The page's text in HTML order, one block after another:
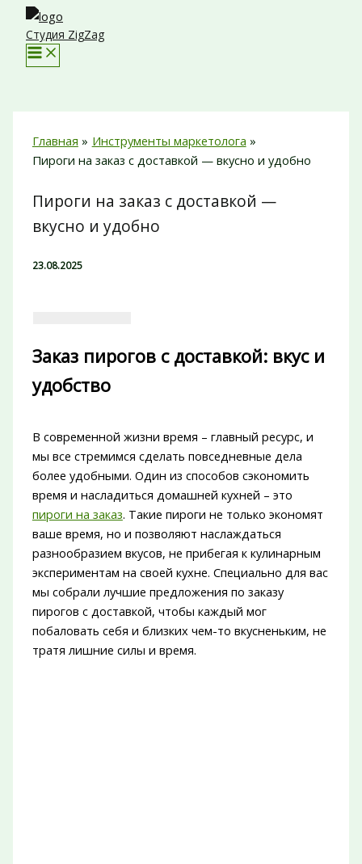
Перейти
содержимому
Студия ZigZag
Главная
Инструменты маркетолога
Пироги на заказ с доставкой — вкусно и удобно
Пироги на заказ с доставкой —
вкусно и удобно
23.08.2025
Заказ пирогов с доставкой: вкус и
удобство
В современной жизни время – главный ресурс, и
мы все стремимся сделать повседневные дела
более удобными. Один из способов сэкономить
время и насладиться домашней кухней – это
пироги на заказ. Такие пироги не только экономят
ваше время, но и позволяют наслаждаться
разнообразием вкусов, не прибегая к кулинарным
экспериментам на своей кухне. Специально для вас
мы собрали лучшие предложения по заказу
пирогов с доставкой, чтобы каждый мог
побаловать себя и близких чем-то вкусненьким, не
тратя лишние силы и время.